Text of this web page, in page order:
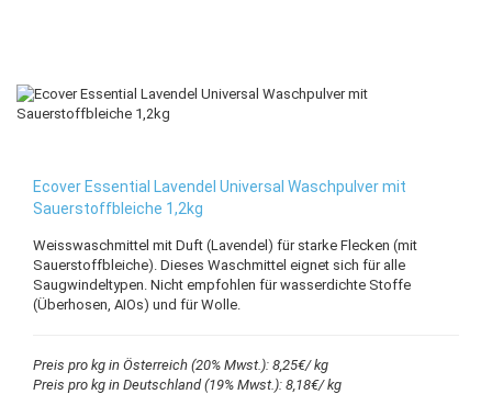
Ecover Essential Lavendel Universal Waschpulver mit
Sauerstoffbleiche 1,2kg
Weisswaschmittel mit Duft (Lavendel) für starke Flecken (mit
Sauerstoffbleiche). Dieses Waschmittel eignet sich für alle
Saugwindeltypen. Nicht empfohlen für wasserdichte Stoffe
(Überhosen, AIOs) und für Wolle.
Preis pro kg in Österreich (20% Mwst.): 8,25€/ kg
Preis pro kg in Deutschland (19% Mwst.): 8,18€/ kg